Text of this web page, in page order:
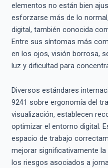
elementos no están bien
esforzarse más de lo
digital, también conocida
Entre sus síntomas más
en los ojos, visión borrosa,
luz y dificultad para
Diversos estándares
9241 sobre ergonomía del
visualización, establecen
optimizar el entorno digital.
espacio de trabajo
mejorar significativamente
los riesgos asociados a